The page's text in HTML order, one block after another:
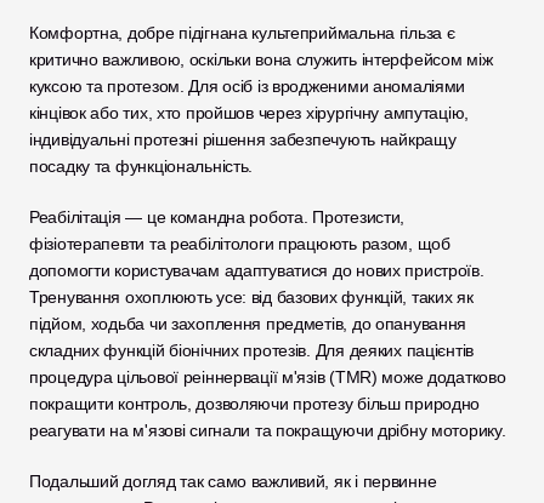
Комфортна, добре підігнана культеприймальна гільза є
критично важливою, оскільки вона служить інтерфейсом між
куксою та протезом. Для осіб із вродженими аномаліями
кінцівок або тих, хто пройшов через хірургічну ампутацію,
індивідуальні протезні рішення забезпечують найкращу
посадку та функціональність.
Реабілітація — це командна робота. Протезисти,
фізіотерапевти та реабілітологи працюють разом, щоб
допомогти користувачам адаптуватися до нових пристроїв.
Тренування охоплюють усе: від базових функцій, таких як
підйом, ходьба чи захоплення предметів, до опанування
складних функцій біонічних протезів. Для деяких пацієнтів
процедура цільової реіннервації м'язів (TMR) може додатково
покращити контроль, дозволяючи протезу більш природно
реагувати на м'язові сигнали та покращуючи дрібну моторику.
Подальший догляд так само важливий, як і первинне